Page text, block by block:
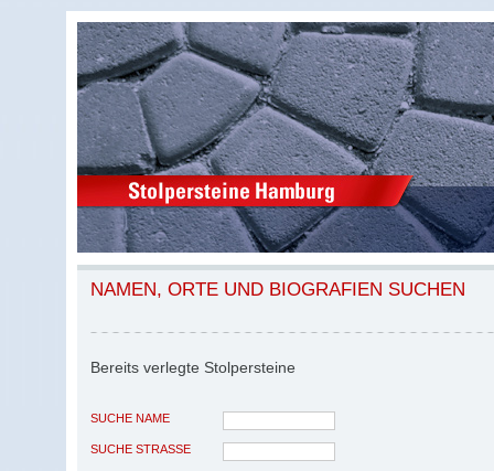
NAMEN, ORTE UND BIOGRAFIEN SUCHEN
Bereits verlegte Stolpersteine
SUCHE NAME
SUCHE STRASSE